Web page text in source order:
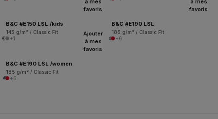
favoris
B&C #E150 LSL /kids
145 g/m² / Classic Fit
+1
favoris
B&C #E190 LSL
185 g/m² / Classic Fit
+6
Ajouter
à mes
favoris
B&C #E190 LSL /women
185 g/m² / Classic Fit
+6